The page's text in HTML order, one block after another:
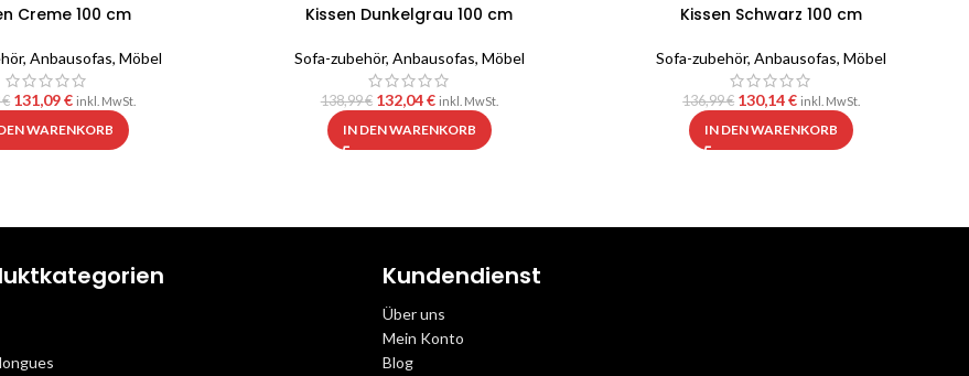
Creme 100 cm
,Anbausofas,Möbel
€ 131,09€ inkl. MwSt.
WARENKORB
Kissen Dunkelgrau 100 cm
Sofa-zubehör, Anbausofas, Möbel
138,99€ 132,04€ inkl. MwSt.
IN DEN WARENKORB
Kissen Schwarz 100 cm
Sofa-zubehör,Anbausofas,Möbel
136,99€ 130,14€ inkl. MwSt.
IN DEN WARENKORB
Kundendienst
Über uns
Mein Konto
Blog